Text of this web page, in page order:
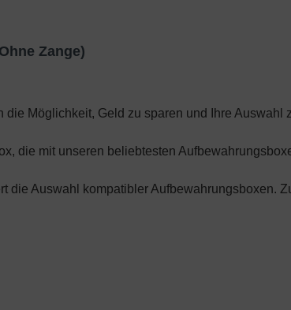
Zange)
Möglichkeit, Geld zu sparen und Ihre
die mit unseren beliebtesten
die Auswahl kompatibler Aufbewahrungsboxen.